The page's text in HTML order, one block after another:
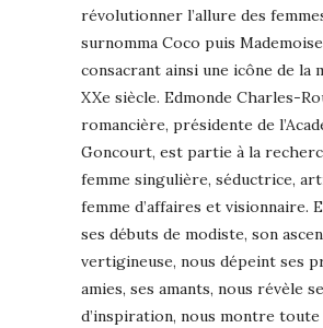
révolutionner l’allure des
surnomma Coco puis
consacrant ainsi une icône de la
XXe siècle. Edmonde Charles-
romancière, présidente de
Goncourt, est partie à la
femme singulière, séductrice,
femme d’affaires et visionnaire.
ses débuts de modiste, son
vertigineuse, nous dépeint ses
amies, ses amants, nous révèle
d’inspiration, nous montre toute